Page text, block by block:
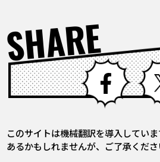
SHARE
このサイトは機械翻訳を導入してい
あるかもしれませんが、ご了承くださ